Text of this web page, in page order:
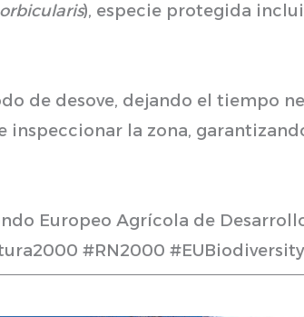
), especie protegida
de desove, dejando el tiempo
la zona,
Europeo Agrícola de
#RN2000 #EUBiodiversity